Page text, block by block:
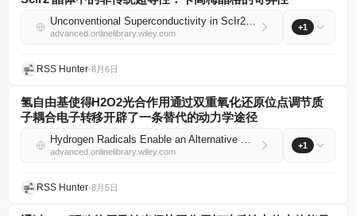
Unconventional Superconductivity in ScIr2 Chiral Crystal With a Kagome Lattice
advanced.onlinelibrary.wiley.com
+1
RSS Hunter•8月6日
氢自由基使得H2O2光合作用通过双重氧化还原位点调节质
子耦合电子转移开辟了一条替代的动力学途径
Hydrogen Radicals Enable an Alternative Kinetic Pathway for H2O2 Photosynthesis through Dual Redox Site Regulation of Proton‐Coupled Electron Transfer
advanced.onlinelibrary.wiley.com
+1
RSS Hunter•8月5日